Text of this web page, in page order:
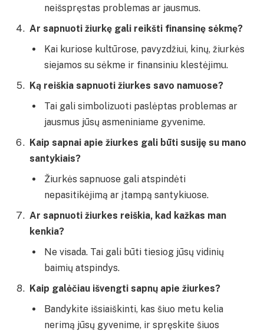
neišspręstas problemas ar jausmus.
Ar sapnuoti žiurkę gali reikšti finansinę sėkmę?
Kai kuriose kultūrose, pavyzdžiui, kinų, žiurkės
siejamos su sėkme ir finansiniu klestėjimu.
Ką reiškia sapnuoti žiurkes savo namuose?
Tai gali simbolizuoti paslėptas problemas ar
jausmus jūsų asmeniniame gyvenime.
Kaip sapnai apie žiurkes gali būti susiję su mano
santykiais?
Žiurkės sapnuose gali atspindėti
nepasitikėjimą ar įtampą santykiuose.
Ar sapnuoti žiurkes reiškia, kad kažkas man
kenkia?
Ne visada. Tai gali būti tiesiog jūsų vidinių
baimių atspindys.
Kaip galėčiau išvengti sapnų apie žiurkes?
Bandykite išsiaiškinti, kas šiuo metu kelia
nerimą jūsų gyvenime, ir spręskite šiuos